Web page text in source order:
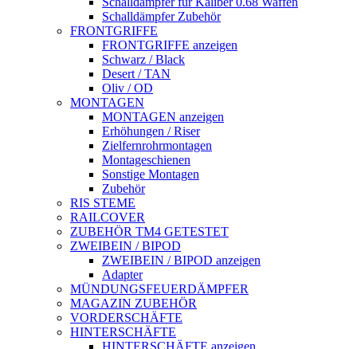
Schalldämpfer Zubehör
FRONTGRIFFE
FRONTGRIFFE anzeigen
Schwarz / Black
Desert / TAN
Oliv / OD
MONTAGEN
MONTAGEN anzeigen
Erhöhungen / Riser
Zielfernrohrmontagen
Montageschienen
Sonstige Montagen
Zubehör
RIS STEME
RAILCOVER
ZUBEHÖR TM4 GETESTET
ZWEIBEIN / BIPOD
ZWEIBEIN / BIPOD anzeigen
Adapter
MÜNDUNGSFEUERDÄMPFER
MAGAZIN ZUBEHÖR
VORDERSCHÄFTE
HINTERSCHÄFTE
HINTERSCHÄFTE anzeigen